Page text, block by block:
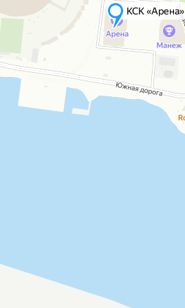
КСК «Арена»